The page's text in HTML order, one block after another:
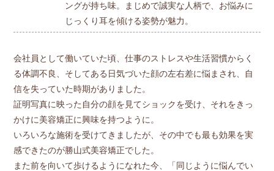
ングが持ち味。まじめで誠実な人柄で、お悩みに
じっくり耳を傾ける姿勢が魅力。
会社員として働いていた頃、仕事のストレスや生活習慣からく
る体調不良、そしてある日気づいた顔の左右差に悩まされ、自
信を失っていた時期がありました。
証明写真に映った自分の顔を見てショックを受け、それをきっ
かけに美容矯正に興味を持つように。
いろいろな施術を受けてきましたが、その中でも最も効果を実
感できたのが勝山式美容矯正でした。
また前を向いて歩けるようになれた今、「同じように悩んでい